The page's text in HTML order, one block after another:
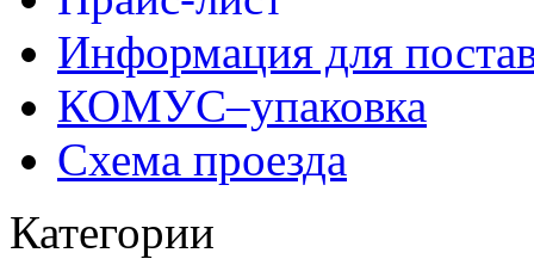
Информация для
КОМУС–упаковка
Схема проезда
Категории